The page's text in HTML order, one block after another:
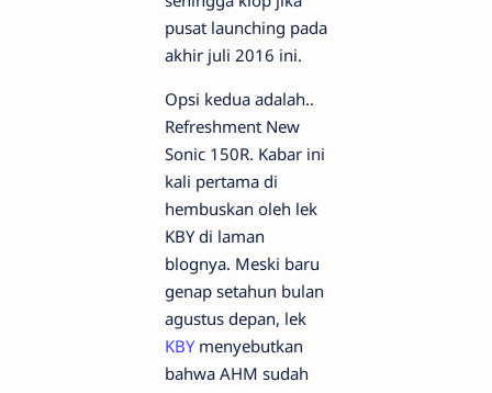
pusat launching pada
akhir juli 2016 ini.
Opsi kedua adalah..
Refreshment New
Sonic 150R. Kabar ini
kali pertama di
hembuskan oleh lek
KBY di laman
blognya. Meski baru
genap setahun bulan
agustus depan, lek
KBYmenyebutkan
bahwa AHM sudah